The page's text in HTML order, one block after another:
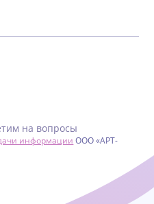
на вопросы
информации ООО «АРТ-